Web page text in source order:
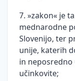
7. »zakon« je
mednarodne
Slovenijo, ter
unije, katerih
in
učinkovite;